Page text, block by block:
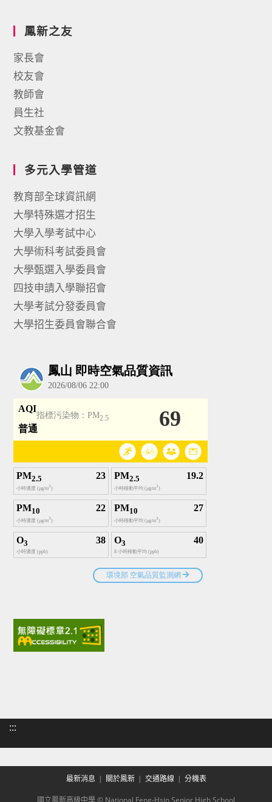
鳳新之友
家長會
校友會
教師會
員生社
文教基金會
多元入學管道
教育部全球資訊網
大學特殊選才招生
大學入學考試中心
大學術科考試委員會
大學甄選入學委員會
四技申請入學聯招會
大學考試分發委員會
大學招生委員會聯合會
:::
最新消息 關於鳳新 交通路線 分機表
國立鳳新高級中學 © National Feng-Hsin Senior High School